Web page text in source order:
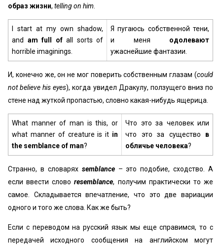
образ жизни, telling on him
I start at my own shadow,
and am full ofall sorts of
horrible imaginings.
Я пугаюсь собственной тени,
и меня одолевают
ужаснейшие фантазии.
И, конечно же, он не мог поверить собственным глазам (could
not believe his eyes), когда увидел Дракулу, ползущего вниз по
стене над жуткой пропастью, словно какая-нибудь ящерица.
What manner of man is this, or
what manner of creature is it in
the semblance of man?
Что это за человек или
что это за существо в
обличье человека?
Странно, в словарях semblance– это подобие, сходство. А
если ввести словоresemblance, получим практически то же
самое. Складывается впечатление, что это две вариации
одного и того же слова. Как же быть?
Если с переводом на русский язык мы еще справимся, то с
передачей исходного сообщения на английском могут